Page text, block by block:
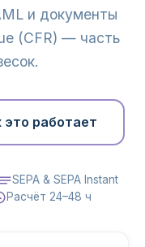
и документы
(CFR) — часть
это работает
SEPA & SEPA Instant
Расчёт 24–48 ч